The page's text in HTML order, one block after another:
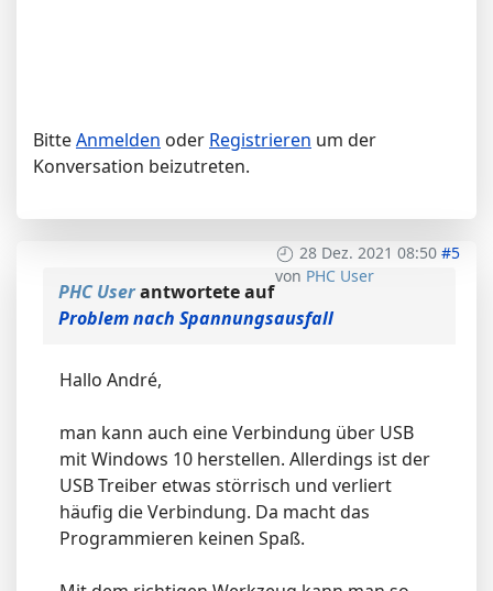
BitteAnmelden oder Registrieren um der
Konversation beizutreten.
28 Dez. 2021 08:50 #5
von PHC User
PHC Userantwortete auf
Problem nach Spannungsausfall
Hallo André,
man kann auch eine Verbindung über USB
mit Windows 10 herstellen. Allerdings ist der
USB Treiber etwas störrisch und verliert
häufig die Verbindung. Da macht das
Programmieren keinen Spaß.